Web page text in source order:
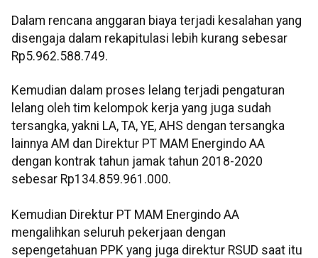
Dalam rencana anggaran biaya terjadi kesalahan yang
disengaja dalam rekapitulasi lebih kurang sebesar
Rp5.962.588.749.
Kemudian dalam proses lelang terjadi pengaturan
lelang oleh tim kelompok kerja yang juga sudah
tersangka, yakni LA, TA, YE, AHS dengan tersangka
lainnya AM dan Direktur PT MAM Energindo AA
dengan kontrak tahun jamak tahun 2018-2020
sebesar Rp134.859.961.000.
Kemudian Direktur PT MAM Energindo AA
mengalihkan seluruh pekerjaan dengan
sepengetahuan PPK yang juga direktur RSUD saat itu